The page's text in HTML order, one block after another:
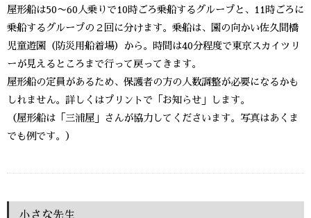
屋形船は50〜60人乗りで10時ごろ乗船するグループと、11時ごろに
乗船するグループの２回に分けます。乗船は、園の向かい佐久間橋
児童遊園（防災用船着場）から。時間は40分程度で東京スカイツリ
ーが見えるところまで行って戻ってきます。
屋形船の定員があるため、保護者の方の人数調整が必要になるかも
しれません。詳しくはプリントで「お知らせ」します。
（屋形船は「三浦屋」さんが協力してくださいます。写真はあくま
でも例です。）
小さな先生